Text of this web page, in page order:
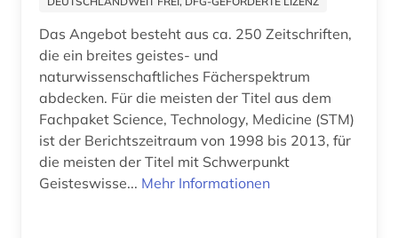
Das Angebot besteht aus ca. 250 Zeitschriften,
die ein breites geistes- und
naturwissenschaftliches Fächerspektrum
abdecken. Für die meisten der Titel aus dem
Fachpaket Science, Technology, Medicine (STM)
ist der Berichtszeitraum von 1998 bis 2013, für
die meisten der Titel mit Schwerpunkt
Geisteswisse... Mehr Informationen